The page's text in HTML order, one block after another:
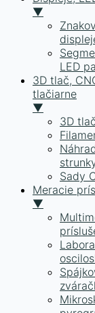
▼
LED
3D tlač,
tlačiarne
▼
3D
Sady
Meracie
▼